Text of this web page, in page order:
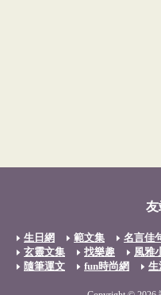
友
生日網 範文集 名言佳
玄靈文集
找樂趣 風雅
隨筆運文
fun時尚網 生